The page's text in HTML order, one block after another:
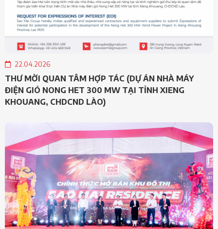
22.04.2026
THƯ MỜI QUAN TÂM HỢP TÁC (DỰ ÁN NHÀ MÁY
ĐIỆN GIÓ NONG HET 300 MW TẠI TỈNH XIENG
KHOUANG, CHDCND LÀO)